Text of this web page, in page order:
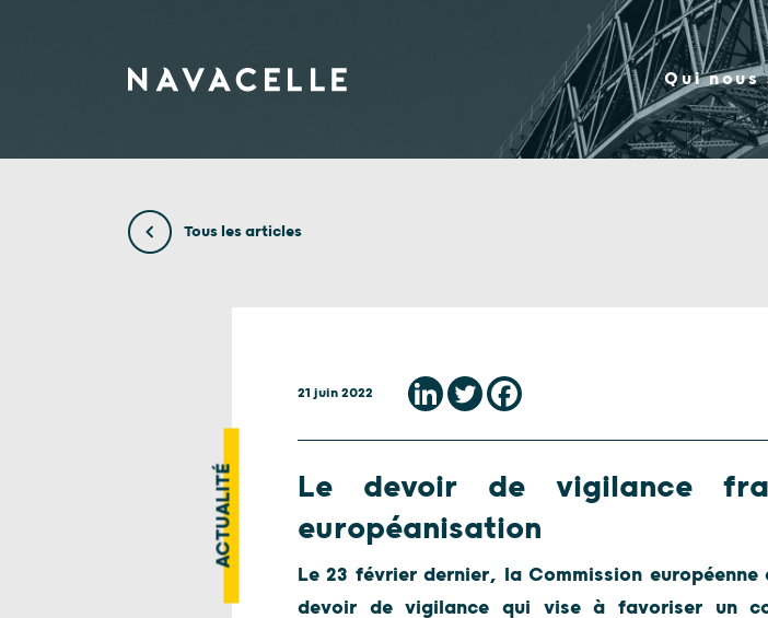
Qui nous
Tous les articles
ACTUALITÉ
21 juin 2022
Le devoir de vigilance
européanisation
Le 23 février dernier, la Commission
devoir de vigilance qui vise à favoriser un